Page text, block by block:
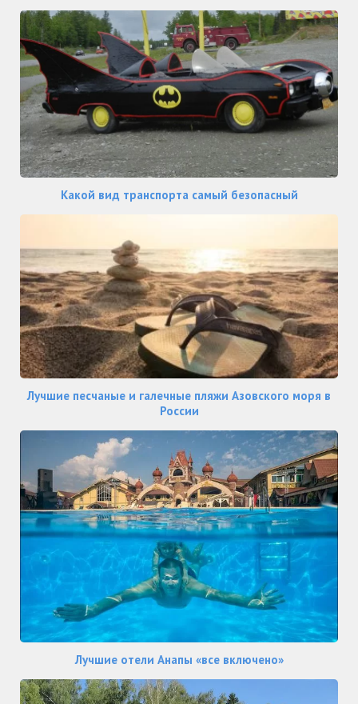
Какой вид транспорта самый безопасный
Лучшие песчаные и галечные пляжи Азовского моря в
России
Лучшие отели Анапы «все включено»